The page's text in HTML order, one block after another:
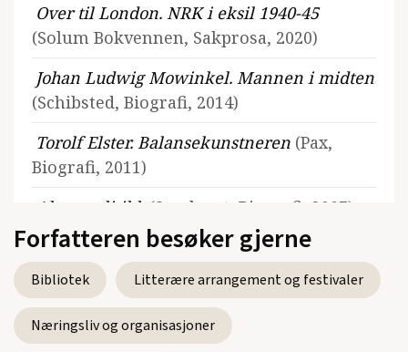
Over til London. NRK i eksil 1940-45
(Solum Bokvennen, Sakprosa, 2020)
Johan Ludwig Mowinkel. Mannen i midten
(Schibsted, Biografi, 2014)
Torolf Elster. Balansekunstneren (Pax,
Biografi, 2011)
Alt er politikk (Samlaget, Biografi, 2007)
Se alle utgivelser
Forfatteren besøker gjerne
Bibliotek Litterære arrangement og festivaler
Næringsliv og organisasjoner